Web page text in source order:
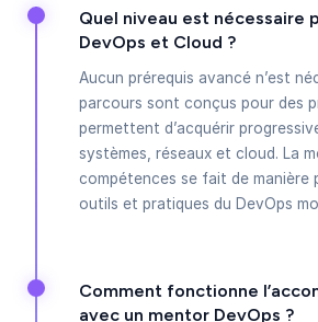
Quel niveau est nécessaire
DevOps et Cloud ?
Aucun prérequis avancé n’est
parcours sont conçus pour des
permettent d’acquérir
systèmes, réseaux et cloud. La
compétences se fait de manière
outils et pratiques du DevOps
Comment fonctionne
avec un mentor DevOps ?